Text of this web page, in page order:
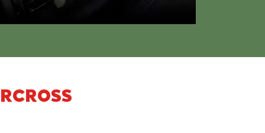
para encarar os caminhos fora do comum